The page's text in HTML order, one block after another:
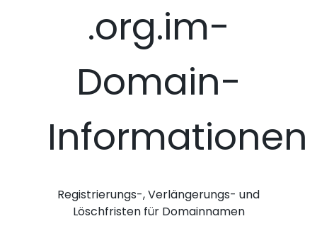
.org.im-
Domain-
Informationen
Registrierungs-, Verlängerungs- und
Löschfristen für Domainnamen